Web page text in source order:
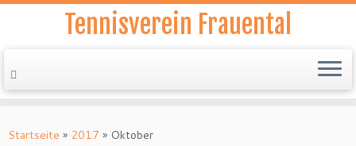
Inhalt
Tennisverein Frauental
Startseite » 2017 » Oktober